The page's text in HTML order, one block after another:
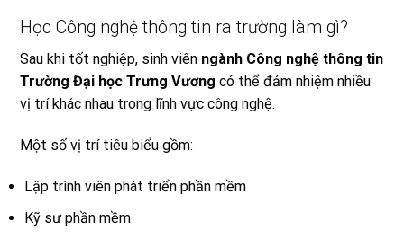
Học Công nghệ thông tin ra trường làm gì?
Sau khi tốt nghiệp, sinh viên ngành Công nghệ thông tin
Trường Đại học Trưng Vương có thể đảm nhiệm nhiều
vị trí khác nhau trong lĩnh vực công nghệ.
Một số vị trí tiêu biểu gồm:
Lập trình viên phát triển phần mềm
Kỹ sư phần mềm